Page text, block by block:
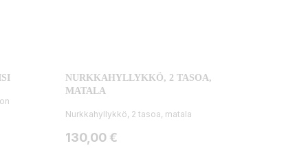
NURKKAHYLLYKKÖ, 2 TASOA,
MATALA
Nurkkahyllykkö, 2 tasoa, matala
Hinta
130,00 €